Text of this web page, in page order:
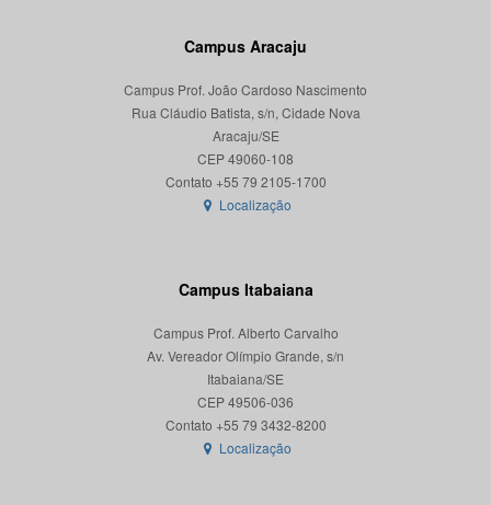
Campus Aracaju
Campus Prof. João Cardoso Nascimento
Rua Cláudio Batista, s/n, Cidade Nova
Aracaju/SE
CEP 49060-108
Localização
Campus Itabaiana
Campus Prof. Alberto Carvalho
Av. Vereador Olímpio Grande, s/n
Itabaiana/SE
CEP 49506-036
Localização